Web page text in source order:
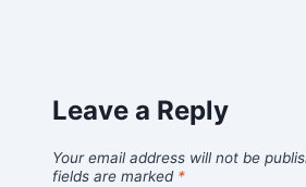
Leave a Reply
Your email address will not be
fields are marked *